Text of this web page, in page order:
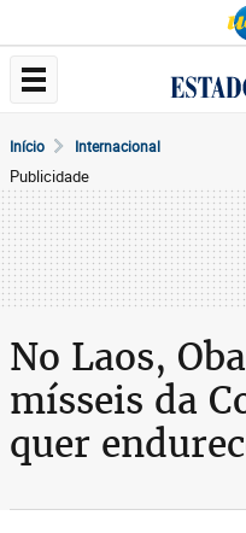
Início Internacional
Publicidade
No Laos,
mísseis da
quer